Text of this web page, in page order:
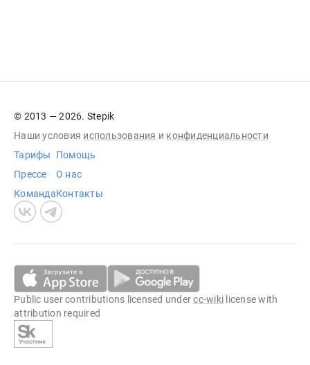
© 2013 — 2026. Stepik
Наши условия использования и конфиденциальности
Тарифы
Прессе
Команда
Помощь
О нас
Контакты
Public user contributions licensed undercc-wiki license with
attribution required